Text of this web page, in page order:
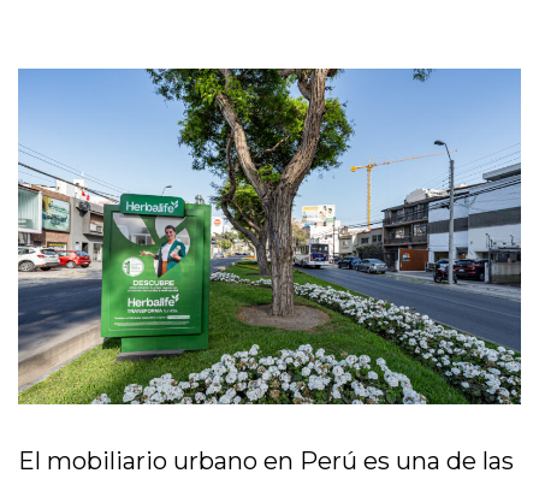
El mobiliario urbano en Perú es una de las